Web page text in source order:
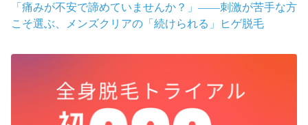
「痛みが不安で諦めていませんか？」――刺激が苦手な方
こそ選ぶ、メンズクリアの「続けられる」ヒゲ脱毛